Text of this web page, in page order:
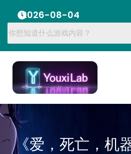
2026-08-04
《爱，死亡，机